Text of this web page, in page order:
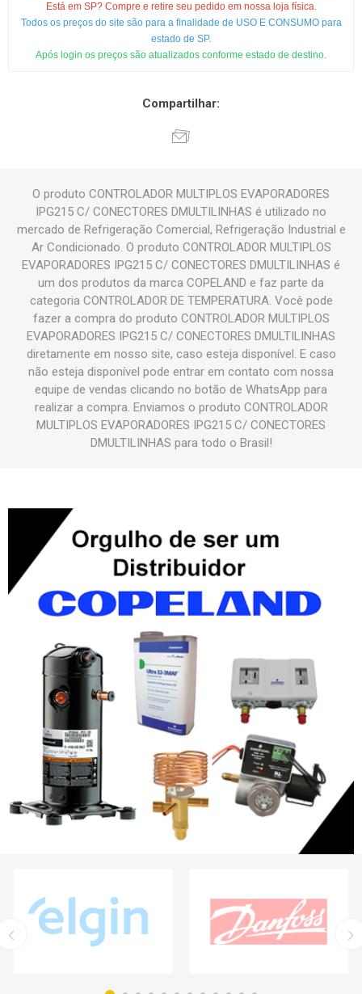
Está em SP? Compre e retire seu pedido em nossa loja física.
Todos os preços do site são para a finalidade de USO E CONSUMO para
estado de SP.
Após login os preços são atualizados conforme estado de destino.
Compartilhar:
O produto CONTROLADOR MULTIPLOS EVAPORADORES
IPG215 C/ CONECTORES DMULTILINHAS é utilizado no
mercado de Refrigeração Comercial, Refrigeração Industrial e
Ar Condicionado. O produto CONTROLADOR MULTIPLOS
EVAPORADORES IPG215 C/ CONECTORES DMULTILINHAS é
um dos produtos da marca COPELAND e faz parte da
categoria CONTROLADOR DE TEMPERATURA. Você pode
fazer a compra do produto CONTROLADOR MULTIPLOS
EVAPORADORES IPG215 C/ CONECTORES DMULTILINHAS
diretamente em nosso site, caso esteja disponível. E caso
não esteja disponível pode entrar em contato com nossa
equipe de vendas clicando no botão de WhatsApp para
realizar a compra. Enviamos o produto CONTROLADOR
MULTIPLOS EVAPORADORES IPG215 C/ CONECTORES
DMULTILINHAS para todo o Brasil!